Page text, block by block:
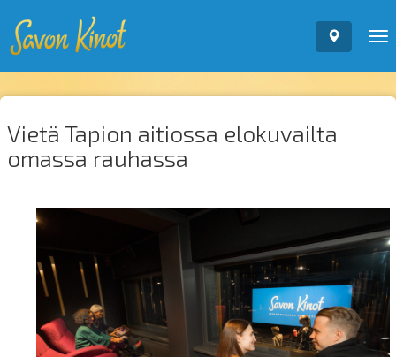
Vietä Tapion aitiossa elokuvailta
omassa rauhassa